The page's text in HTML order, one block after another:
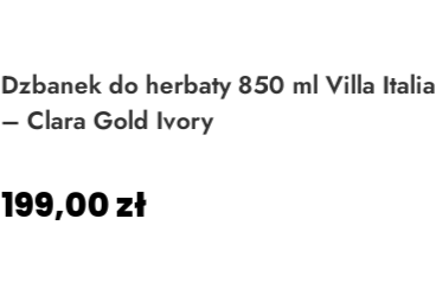
Dzbanek do herbaty 850 ml Villa Italia
– Clara Gold Ivory
199,00zł